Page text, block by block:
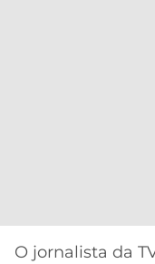
ONLINE
2026
GRÊMIO
O jornalista da